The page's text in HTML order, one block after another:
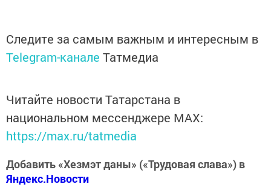
Следите за самым важным и интересным в
Telegram-канале Татмедиа
Читайте новости Татарстана в
национальном мессенджере MАХ:
https://max.ru/tatmedia
Добавить «Хезмэт даны» («Трудовая слава») в
Яндекс.Новости